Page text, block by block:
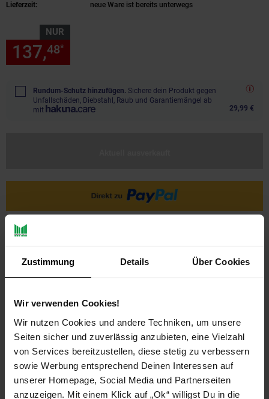
Zustimmung Details Über Cookies
Wir verwenden Cookies!
Wir nutzen Cookies und andere Techniken, um unsere
Seiten sicher und zuverlässig anzubieten, eine Vielzahl
von Services bereitzustellen, diese stetig zu verbessern
sowie Werbung entsprechend Deinen Interessen auf
unserer Homepage, Social Media und Partnerseiten
anzuzeigen. Mit einem Klick auf „Ok“ willigst Du in die
Lieferzeit: neue Ware ist bereits unterwegs
NUR
137,48*
Rundum-Schutz hinzufügen. Sichere dein Produkt gegen
Unfallschäden, Diebstahl, Raub und Garantiemängel ab
mit
29,99 €
Ja, ich möchte ein Altgerät abgeben.
PAYBACK
Payback Punkte